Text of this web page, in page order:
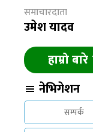
समाचारदाता
उमेश यादव
हाम्रो बारे
नेभिगेशन
सम्पर्क